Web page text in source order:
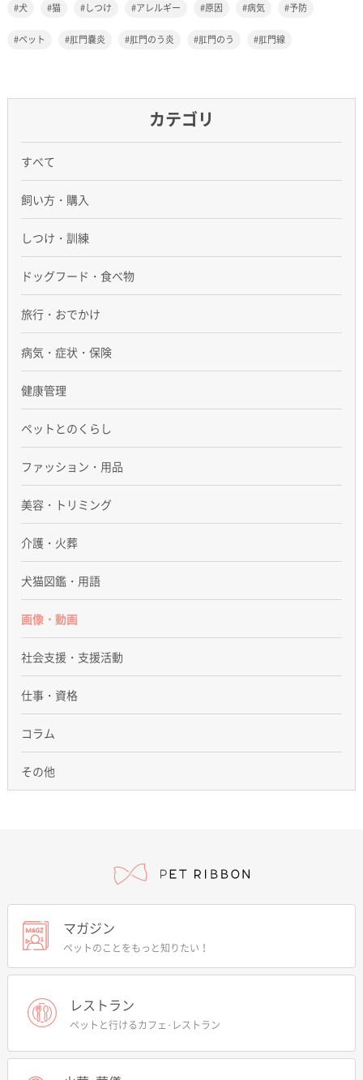
犬 猫 しつけ アレルギー 原因 病気 予防
ペット 肛門嚢炎 肛門のう炎 肛門のう 肛門線
カテゴリ
すべて
飼い方・購入
しつけ・訓練
ドッグフード・食べ物
旅行・おでかけ
病気・症状・保険
健康管理
ペットとのくらし
ファッション・用品
美容・トリミング
介護・火葬
犬猫図鑑・用語
画像・動画
社会支援・支援活動
仕事・資格
コラム
その他
マガジン
ペットのことをもっと知りたい！
レストラン
ペットと行けるカフェ･レストラン